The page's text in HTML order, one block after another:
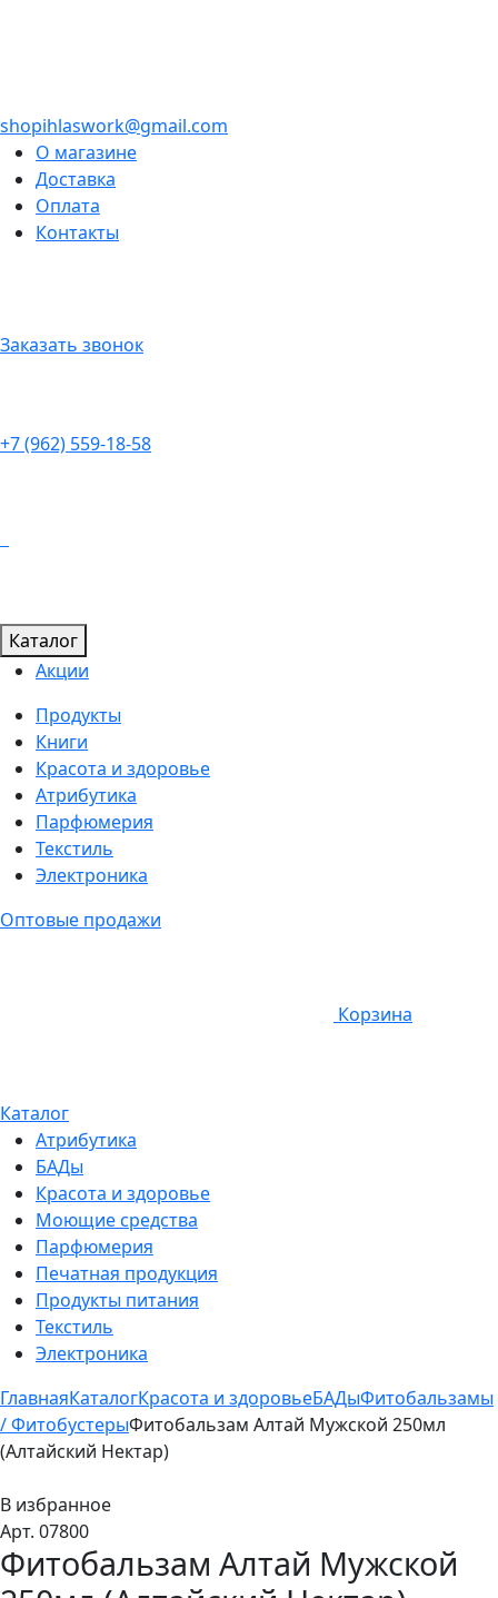
shopihlaswork@gmail.com
О магазине
Доставка
Оплата
Контакты
Заказать звонок
+7 (962) 559-18-58
Каталог
Акции
Продукты
Книги
Красота и здоровье
Атрибутика
Парфюмерия
Текстиль
Электроника
Оптовые продажи
Корзина
Каталог
Атрибутика
БАДы
Красота и здоровье
Моющие средства
Парфюмерия
Печатная продукция
Продукты питания
Текстиль
Электроника
ГлавнаяКаталогКрасота и здоровьеБАДыФитобальзамы
/ ФитобустерыФитобальзам Алтай Мужской 250мл
(Алтайский Нектар)
В избранное
Арт. 07800
Фитобальзам Алтай Мужской